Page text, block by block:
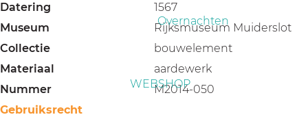
Overnachten
WEBSHOP
Datering
1567
Museum
Rijksmuseum Muiderslot
Collectie
bouwelement
Materiaal
aardewerk
Nummer
M2014-050
Gebruiksrecht